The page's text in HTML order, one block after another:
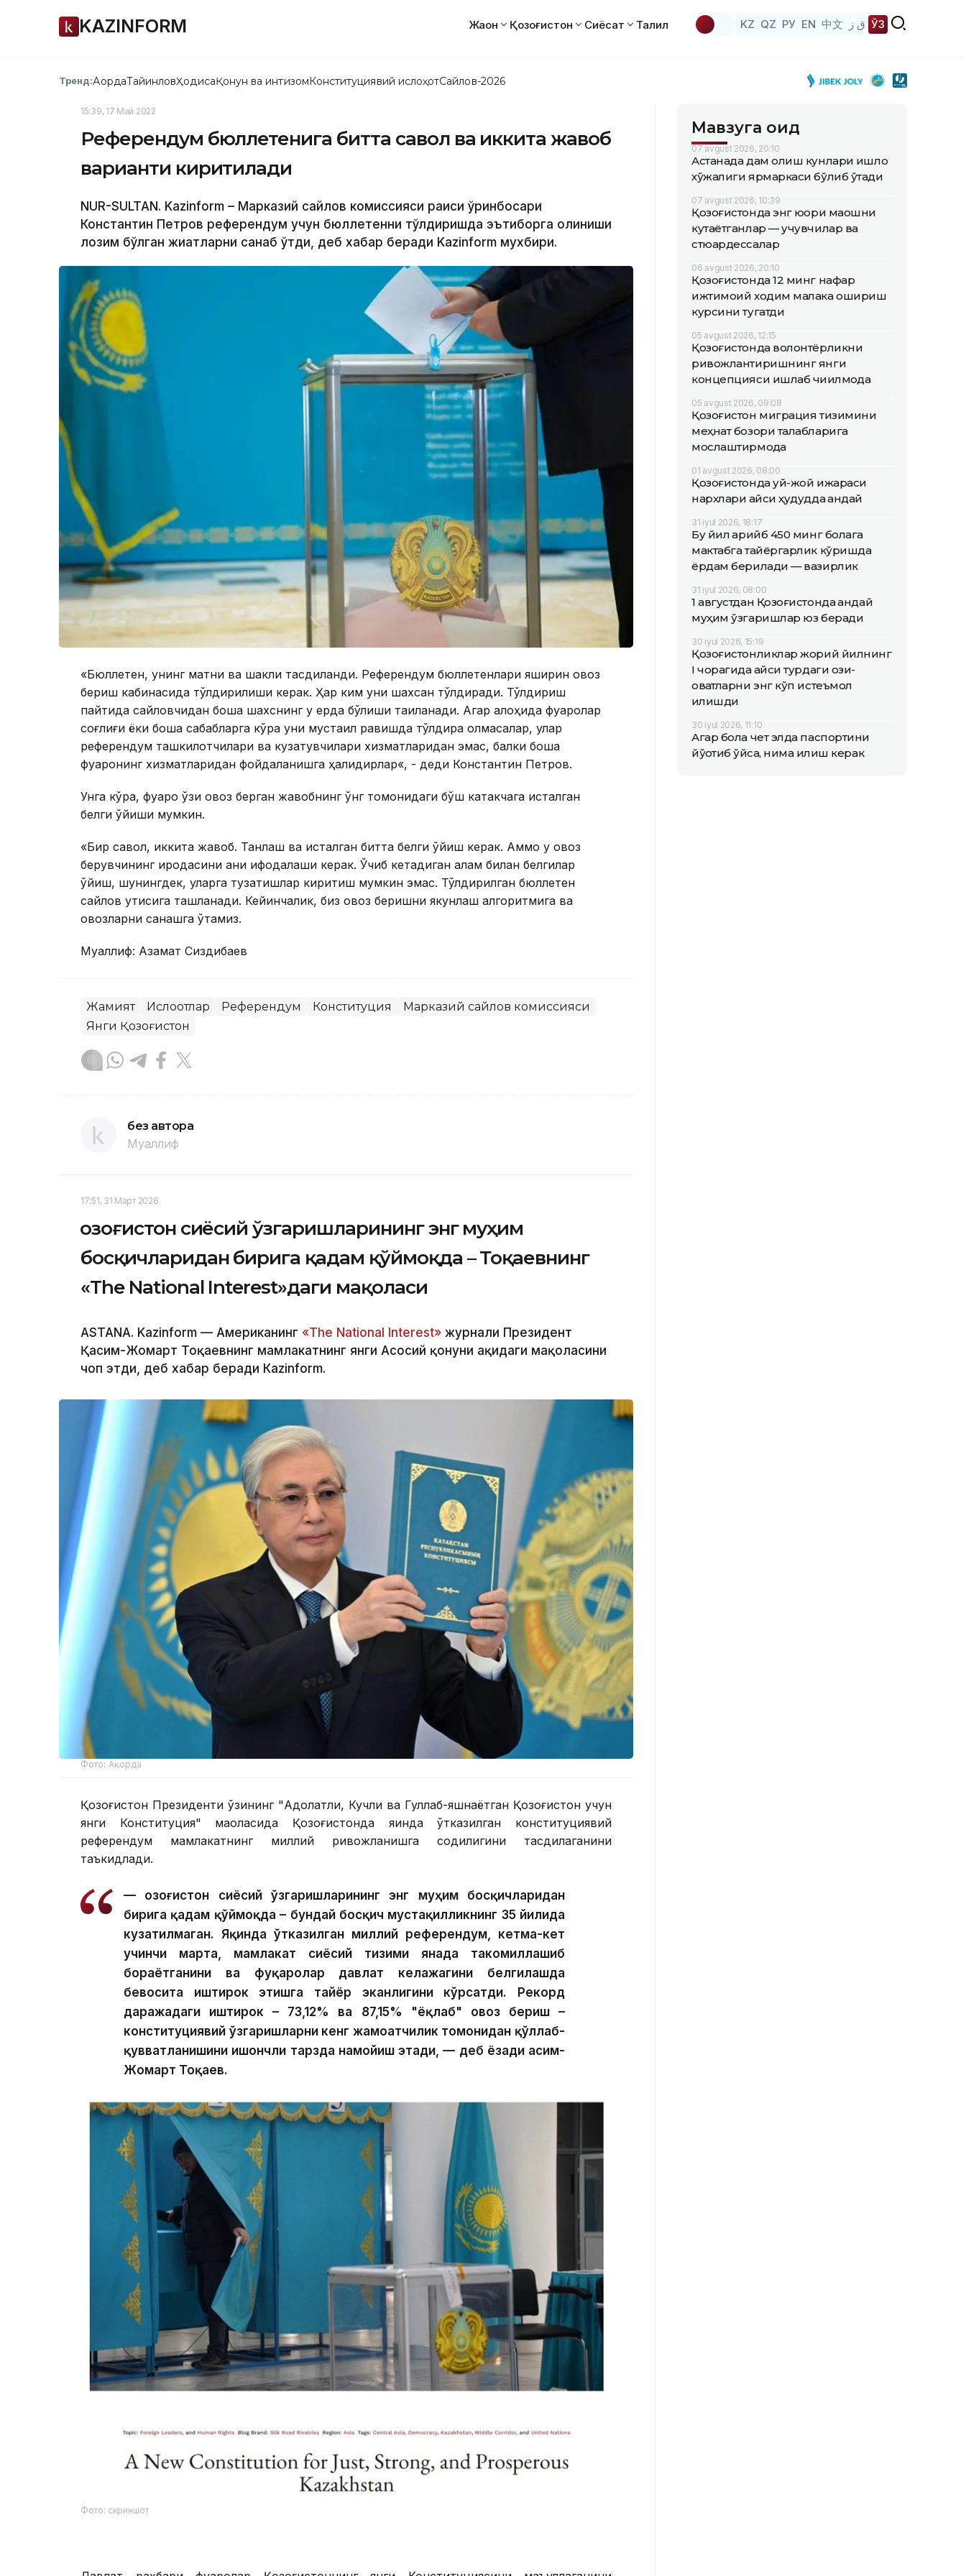
KAZINFORM Жаҳон Қозоғистон Сиёсат Таҳлил KZ QZ РУ EN 中文 ق ز ЎЗ
Тренд:АқордаТайинловҲодисаҚонун ва интизомКонституциявий ислоҳотСайлов-2026
15:39, 17 Май 2022
Референдум бюллетенига битта савол ва иккита жавоб
варианти киритилади
NUR-SULTAN. Kazinform – Марказий сайлов комиссияси раиси ўринбосари
Константин Петров референдум учун бюллетенни тўлдиришда эътиборга олиниши
лозим бўлган жиҳатларни санаб ўтди, деб хабар беради Kazinform мухбири.
«Бюллетен, унинг матни ва шакли тасдиқланди. Референдум бюллетенлари яширин овоз
бериш кабинасида тўлдирилиши керак. Ҳар ким уни шахсан тўлдиради. Тўлдириш
пайтида сайловчидан бошқа шахснинг у ерда бўлиши тақиқланади. Агар алоҳида фуқаролар
соғлиғи ёки бошқа сабабларга кўра уни мустақил равишда тўлдира олмасалар, улар
референдум ташкилотчилари ва кузатувчилари хизматларидан эмас, балки бошқа
фуқаронинг хизматларидан фойдаланишга ҳақлидирлар«, - деди Константин Петров.
Унга кўра, фуқаро ўзи овоз берган жавобнинг ўнг томонидаги бўш катакчага исталган
белги қўйиши мумкин.
«Бир савол, иккита жавоб. Танлаш ва исталган битта белги қўйиш керак. Аммо у овоз
берувчининг иродасини аниқ ифодалаши керак. Ўчиб кетадиган қалам билан белгилар
қўйиш, шунингдек, уларга тузатишлар киритиш мумкин эмас. Тўлдирилган бюллетен
сайлов қутисига ташланади. Кейинчалик, биз овоз беришни якунлаш алгоритмига ва
овозларни санашга ўтамиз.
Муаллиф: Азамат Сиздиқбаев
Жамият Ислоҳотлар Референдум Конституция
Марказий сайлов комиссияси
Янги Қозоғистон
без автора
Муаллиф
17:51, 31 Март 2026
Қозоғистон сиёсий ўзгаришларининг энг муҳим
босқичларидан бирига қадам қўймоқда – Тоқаевнинг
«The National Interest»даги мақоласи
ASTANA. Kazinform — Американинг «The National Interest» журнали Президент
Қасим-Жомарт Тоқаевнинг мамлакатнинг янги Асосий қонуни ҳақидаги мақоласини
чоп этди, деб хабар беради Кazinform.
Фото: Ақорда
Қозоғистон Президенти ўзининг "Адолатли, Кучли ва Гуллаб-яшнаётган Қозоғистон учун
янги Конституция" мақоласида Қозоғистонда яқинда ўтказилган конституциявий
референдум мамлакатнинг миллий ривожланишга содиқлигини тасдиқлаганини
таъкидлади.
— Қозоғистон сиёсий ўзгаришларининг энг муҳим босқичларидан
бирига қадам қўймоқда – бундай босқич мустақилликнинг 35 йилида
кузатилмаган. Яқинда ўтказилган миллий референдум, кетма-кет
учинчи марта, мамлакат сиёсий тизими янада такомиллашиб
бораётганини ва фуқаролар давлат келажагини белгилашда
бевосита иштирок этишга тайёр эканлигини кўрсатди. Рекорд
даражадаги иштирок – 73,12% ва 87,15% "ёқлаб" овоз бериш –
конституциявий ўзгаришларни кенг жамоатчилик томонидан қўллаб-
қувватланишини ишончли тарзда намойиш этади, — деб ёзади Қасим-
Жомарт Тоқаев.
Фото: скриншот
Мавзуга оид
07 avgust 2026, 20:10
Астанада дам олиш кунлари қишлоқ
хўжалиги ярмаркаси бўлиб ўтади
07 avgust 2026, 10:39
Қозоғистонда энг юқори маошни
кутаётганлар — учувчилар ва
стюардессалар
06 avgust 2026, 20:10
Қозоғистонда 12 минг нафар
ижтимоий ходим малака ошириш
курсини тугатди
05 avgust 2026, 12:15
Қозоғистонда волонтёрликни
ривожлантиришнинг янги
концепцияси ишлаб чиқилмоқда
05 avgust 2026, 09:08
Қозоғистон миграция тизимини
меҳнат бозори талабларига
мослаштирмоқда
01 avgust 2026, 08:00
Қозоғистонда уй-жой ижараси
нархлари қайси ҳудудда қандай
31 iyul 2026, 18:17
Бу йил қарийб 450 минг болага
мактабга тайёргарлик кўришда
ёрдам берилади — вазирлик
31 iyul 2026, 08:00
1 августдан Қозоғистонда қандай
муҳим ўзгаришлар юз беради
30 iyul 2026, 15:19
Қозоғистонликлар жорий йилнинг
I чорагида қайси турдаги озиқ-
овқатларни энг кўп истеъмол
қилишди
30 iyul 2026, 11:10
Агар бола чет элда паспортини
йўқотиб қўйса, нима қилиш керак